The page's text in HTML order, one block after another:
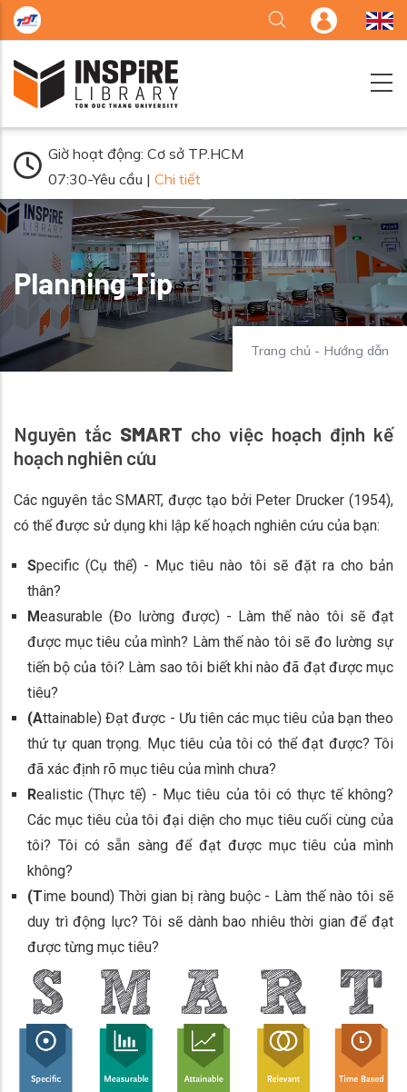
Nhảy đến nội dung
Giờ hoạt động: Cơ sở TP.HCM
07:30-Yêu cầu | Chi tiết
Planning Tip
Trang chủ - Hướng dẫn
Nguyên tắc SMART cho việc hoạch định kế
hoạch nghiên cứu
Các nguyên tắc SMART, được tạo bởi Peter Drucker (1954),
có thể được sử dụng khi lập kế hoạch nghiên cứu của bạn:
Specific (Cụ thể) - Mục tiêu nào tôi sẽ đặt ra cho bản
thân?
Measurable (Đo lường được) - Làm thế nào tôi sẽ đạt
được mục tiêu của mình? Làm thế nào tôi sẽ đo lường sự
tiến bộ của tôi? Làm sao tôi biết khi nào đã đạt được mục
tiêu?
(Attainable) Đạt được - Ưu tiên các mục tiêu của bạn theo
thứ tự quan trọng. Mục tiêu của tôi có thể đạt được? Tôi
đã xác định rõ mục tiêu của mình chưa?
Realistic (Thực tế) - Mục tiêu của tôi có thực tế không?
Các mục tiêu của tôi đại diện cho mục tiêu cuối cùng của
tôi? Tôi có sẵn sàng để đạt được mục tiêu của mình
không?
(Time bound) Thời gian bị ràng buộc - Làm thế nào tôi sẽ
duy trì động lực? Tôi sẽ dành bao nhiêu thời gian để đạt
được từng mục tiêu?